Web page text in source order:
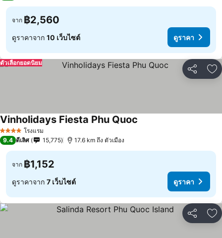
จาก ฿2,560
ดูราคาจาก 10 เว็บไซต์ ดูราคา
แชร์ เ
ตัวเลือกยอดนิยม
4 ดาว โรงแรม
Vinholidays Fiesta Phu Quoc
9.4 ดีเลิศ 15,775 17.6 km ถึง ตัวเมือง
จาก ฿1,152
ดูราคาจาก 7 เว็บไซต์ ดูราคา
แชร์ เ